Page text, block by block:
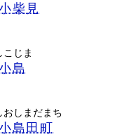
柴見
じま
島
おしまだまち
島田町